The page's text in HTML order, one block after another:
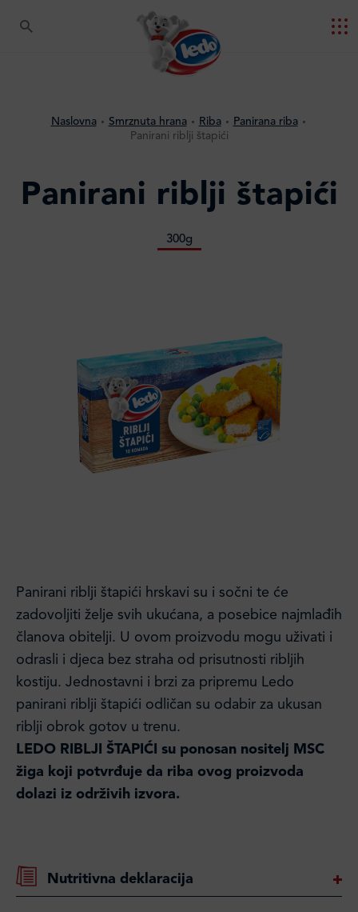
Naslovna Smrznuta hrana Riba
Panirana riba
Panirani riblji štapići
Panirani riblji štapići
300g
Panirani riblji štapići hrskavi su i sočni te će
zadovoljiti želje svih ukućana, a posebice najmlađih
članova obitelji. U ovom proizvodu mogu uživati i
odrasli i djeca bez straha od prisutnosti ribljih
kostiju. Jednostavni i brzi za pripremu Ledo
panirani riblji štapići odličan su odabir za ukusan
riblji obrok gotov u trenu.
LEDO RIBLJI ŠTAPIĆI su ponosan nositelj MSC
žiga koji potvrđuje da riba ovog proizvoda
dolazi iz održivih izvora.
Nutritivna deklaracija